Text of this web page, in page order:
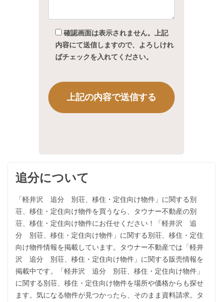
確認画面は表示されません。上記
内容にて送信しますので、よろしけれ
ばチェックを入れてください。
追分について
「軽井沢 追分 別荘、移住・定住向け物件」に関する別
荘、移住・定住向け物件を買うなら、タウナー不動産の別
荘、移住・定住向け物件にお任せください！「軽井沢 追
分 別荘、移住・定住向け物件」に関する別荘、移住・定住
向け物件情報を掲載しています。タウナー不動産では「軽井
沢 追分 別荘、移住・定住向け物件」に関する販売情報を
掲載中です。「軽井沢 追分 別荘、移住・定住向け物件」
に関する別荘、移住・定住向け物件を場所や価格からも探せ
ます。気になる物件が見つかったら、そのまま資料請求。タ